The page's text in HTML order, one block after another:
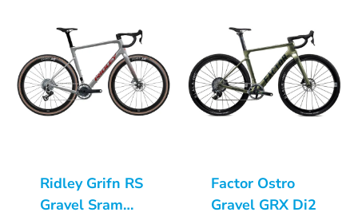
Ridley Grifn RS
Gravel Sram
Factor Ostro
Gravel GRX Di2